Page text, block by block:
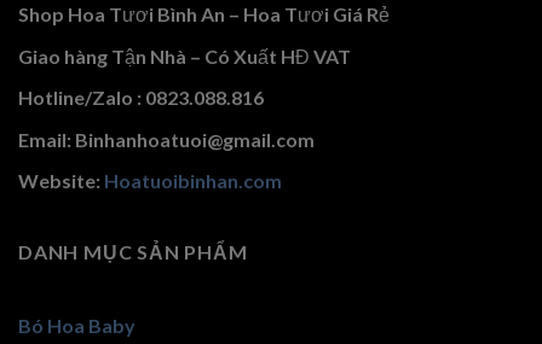
Shop Hoa Tươi Bình An – Hoa Tươi Giá Rẻ
Giao hàng Tận Nhà – Có Xuất HĐ VAT
Hotline/Zalo : 0823.088.816
Email: Binhanhoatuoi@gmail.com
Website: Hoatuoibinhan.com
DANH MỤC SẢN PHẨM
Bó Hoa Baby